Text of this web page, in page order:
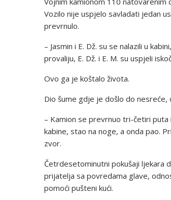
Vozilo nije uspjelo savladati jedan
prevrnulo.
– Jasmin i E. Dž. su se nalazili u
provaliju, E. Dž. i E. M. su uspjeli
Ovo ga je koštalo života.
Dio šume gdje je došlo do nesreće,
– Kamion se prevrnuo tri-četiri puta
kabine, stao na noge, a onda pao.
zvor.
Četrdesetominutni pokušaji ljekara
prijatelja sa povredama glave,
pomoći pušteni kući.